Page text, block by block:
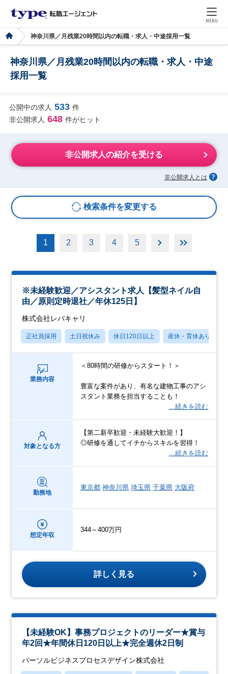
MENU
神奈川県／月残業20時間以内の転職・求人・中途採用一覧
神奈川県／月残業20時間以内の転職・求人・中途
採用一覧
公開中の求人 533 件
非公開求人 648 件がヒット
非公開求人の紹介を受ける
非公開求人とは
検索条件を変更する
1 2 3 4 5
※未経験歓迎／アシスタント求人【髪型ネイル自
由／原則定時退社／年休125日】
株式会社レバキャリ
正社員採用 土日祝休み 休日120日以上 産休・育休あり
業務内容
＜80時間の研修からスタート！＞
豊富な案件があり、有名な建物工事のアシ
スタント業務を担当することも！
…続きを読む
対象となる方
【第二新卒歓迎・未経験大歓迎！】
◎研修を通してイチからスキルを習得！
…続きを読む
勤務地
東京都 神奈川県 埼玉県 千葉県 大阪府
想定年収
344～400万円
詳しく見る
【未経験OK】事務プロジェクトのリーダー★賞与
年2回★年間休日120日以上★完全週休2日制
パーソルビジネスプロセスデザイン株式会社